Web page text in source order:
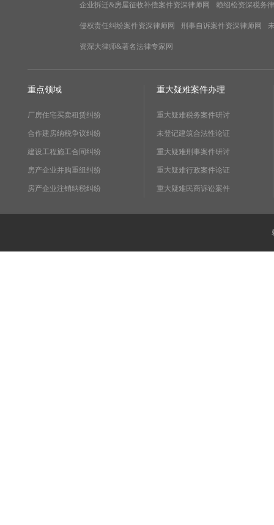
企业拆迁&房屋征收补偿案件资深律师网 赖绍松资深税务
侵权责任纠纷案件资深律师网 刑事自诉案件资深律师网
资深大律师&著名法律专家网
重点领域
厂房住宅买卖租赁纠纷
合作建房纳税争议纠纷
建设工程施工合同纠纷
房产企业并购重组纠纷
房产企业注销纳税纠纷
重大疑难案件办理
重大疑难税务案件研讨
未登记建筑合法性论证
重大疑难刑事案件研讨
重大疑难行政案件论证
重大疑难民商诉讼案件